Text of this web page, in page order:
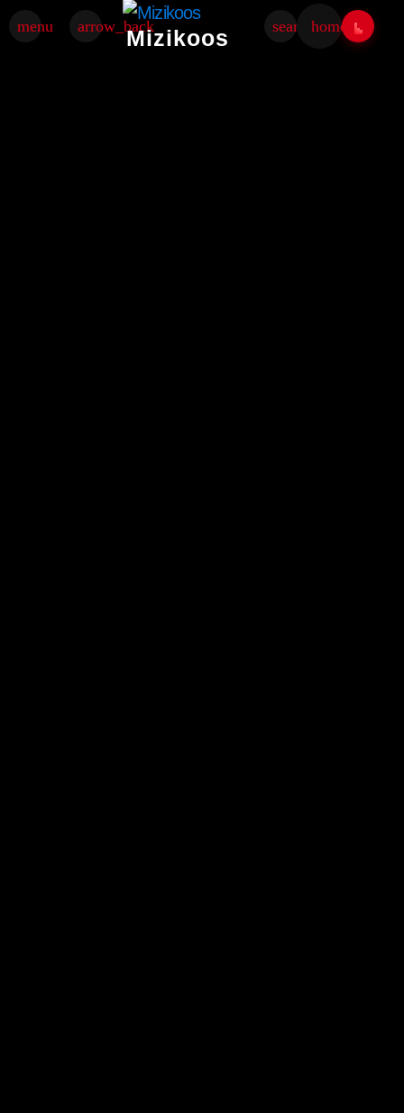
menu arrow_backMizikoos searchhome